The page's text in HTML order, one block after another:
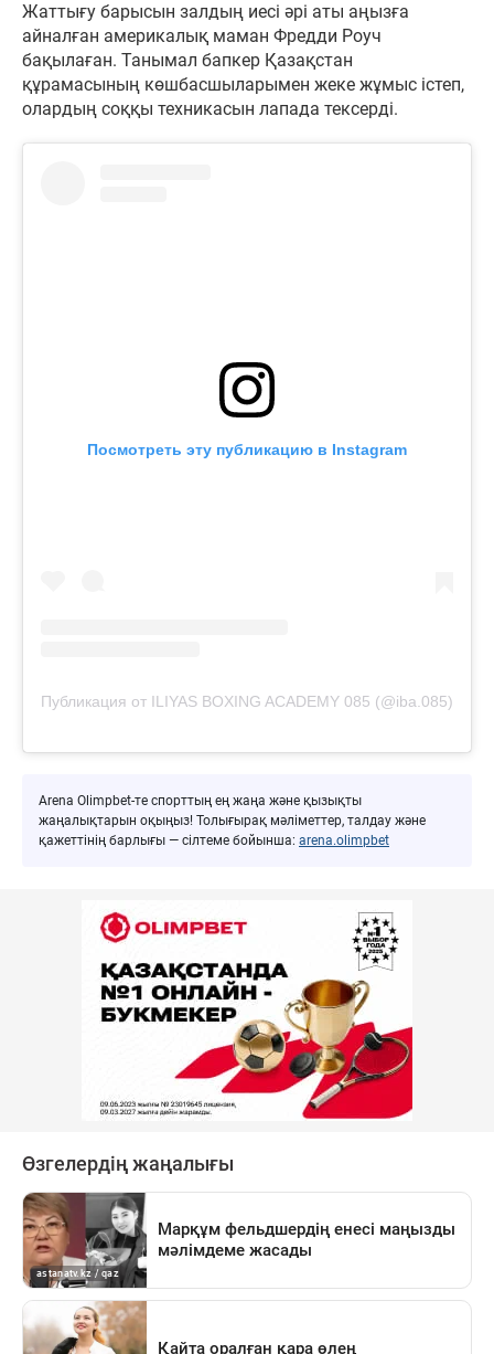
Жаттығу барысын залдың иесі әрі аты аңызға
айналған америкалық маман Фредди Роуч
бақылаған. Танымал бапкер Қазақстан
құрамасының көшбасшыларымен жеке жұмыс істеп,
олардың соққы техникасын лапада тексерді.
Посмотреть эту публикацию в Instagram
Публикация от ILIYAS BOXING ACADEMY 085 (@iba.085)
Arena Olimpbet-те спорттың ең жаңа және қызықты
жаңалықтарын оқыңыз! Толығырақ мәліметтер, талдау және
қажеттінің барлығы — сілтеме бойынша: arena.olimpbet